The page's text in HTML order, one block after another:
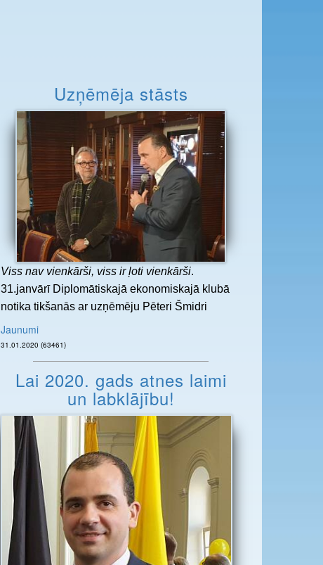
Uzņēmēja stāsts
Viss nav vienkārši, viss ir ļoti vienkārši.
31.janvārī Diplomātiskajā ekonomiskajā klubā
notika tikšanās ar uzņēmēju Pēteri Šmidri
Jaunumi
31.01.2020 (63461)
Lai 2020. gads atnes laimi
un labklājību!